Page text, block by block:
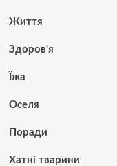
Життя
Здоров'я
Їжа
Оселя
Поради
Хатні тварини